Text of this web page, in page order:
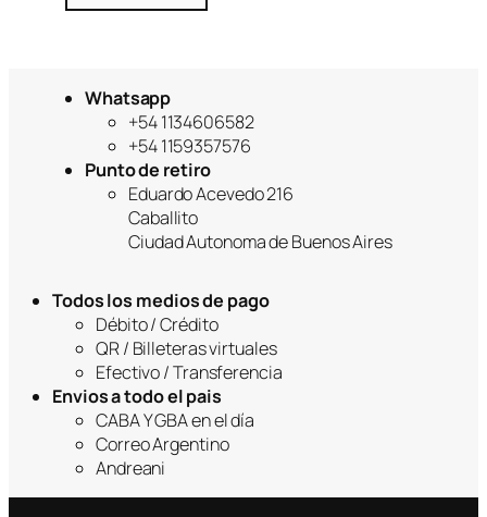
Whatsapp
+54 1134606582
+54 1159357576
Punto de retiro
Eduardo Acevedo 216
Caballito
Ciudad Autonoma de Buenos Aires
Todos los medios de pago
Débito / Crédito
QR / Billeteras virtuales
Efectivo / Transferencia
Envios a todo el pais
CABA Y GBA en el día
Correo Argentino
Andreani